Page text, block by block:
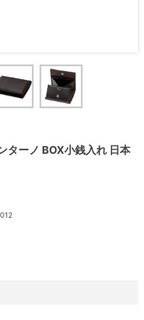
ターノ BOX小銭入れ 日本